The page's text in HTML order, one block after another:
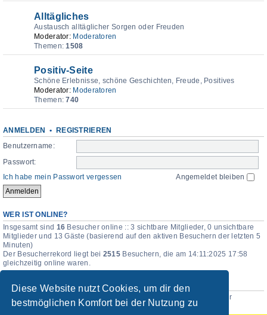
Diese Website nutzt Cookies, um dir den
bestmöglichen Komfort bei der Nutzung zu
Alltägliches
Austausch alltäglicher Sorgen oder Freuden
Moderator: Moderatoren
Themen:1508
Positiv-Seite
Schöne Erlebnisse, schöne Geschichten, Freude, Positives
Moderator: Moderatoren
Themen:740
ANMELDEN • REGISTRIEREN
Benutzername:
Passwort:
Ich habe mein Passwort vergessen
Angemeldet bleiben
WER IST ONLINE?
Insgesamt sind 16 Besucher online :: 3 sichtbare Mitglieder, 0 unsichtbare
Mitglieder und 13 Gäste (basierend auf den aktiven Besuchern der letzten 5
Minuten)
Der Besucherrekord liegt bei 2515Besuchern, die am 14:11:2025 17:58
gleichzeitig online waren.
STATISTIK
• Mitglieder
insgesamt185• Unser neuestes Mitglied: Elina_Maria